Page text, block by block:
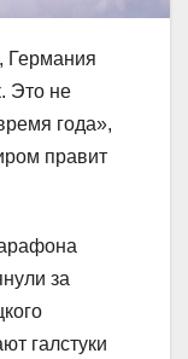
Германия
Это не
года»,
правит
за
галстуки